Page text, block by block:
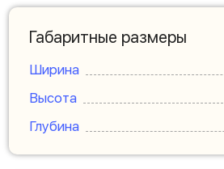
Габаритные размеры
Ширина
Высота
Глубина